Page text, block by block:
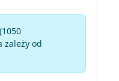
zależy od